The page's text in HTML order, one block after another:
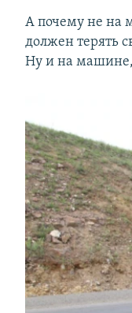
А почему не на
должен терять
Ну и на машине,